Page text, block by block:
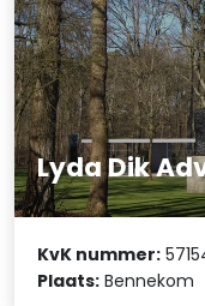
Lyda Dik
KvK nummer:
Plaats: Bennekom